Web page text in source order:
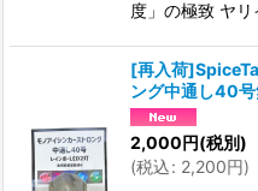
度」の極致 ヤ
[再入荷
ング中通し40
2,000円(税別)
(税込: 2,200円)